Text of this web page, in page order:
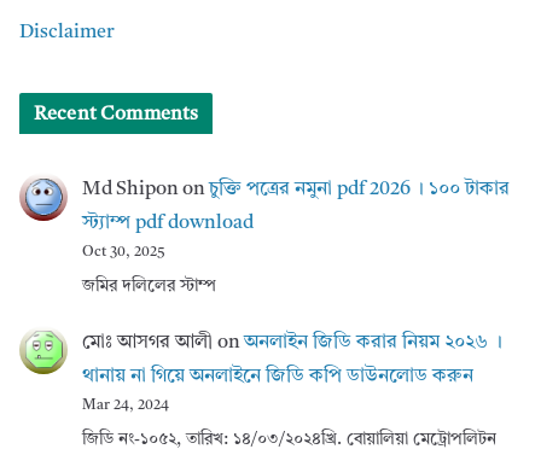
Disclaimer
Recent Comments
Md Shipononচুক্তি পত্রের নমুনা pdf 2026 । ১০০ টাকার
স্ট্যাম্প pdf download
Oct 30, 2025
জমির দলিলের স্টাম্প
মোঃ আসগর আলী onঅনলাইন জিডি করার নিয়ম ২০২৬ ।
থানায় না গিয়ে অনলাইনে জিডি কপি ডাউনলোড করুন
Mar 24, 2024
জিডি নং-১০৫২, তারিখ: ১৪/০৩/২০২৪খ্রি. বোয়ালিয়া মেট্রোপলিটন